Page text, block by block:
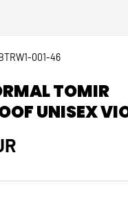
001-46
TOMIR
UNISEX